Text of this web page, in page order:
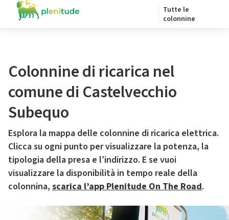
Tutte le
colonnine
Colonnine di ricarica nel
comune di Castelvecchio
Subequo
Esplora la mappa delle colonnine di ricarica elettrica.
Clicca su ogni punto per visualizzare la potenza, la
tipologia della presa e l’indirizzo. E se vuoi
visualizzare la disponibilità in tempo reale della
colonnina, scarica l’app Plenitude On The Road.